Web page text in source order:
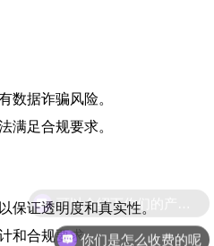
数据诈骗风险。
满足合规要求。
保证透明度和真实性。
和合规要求。你们是怎么收费的呢